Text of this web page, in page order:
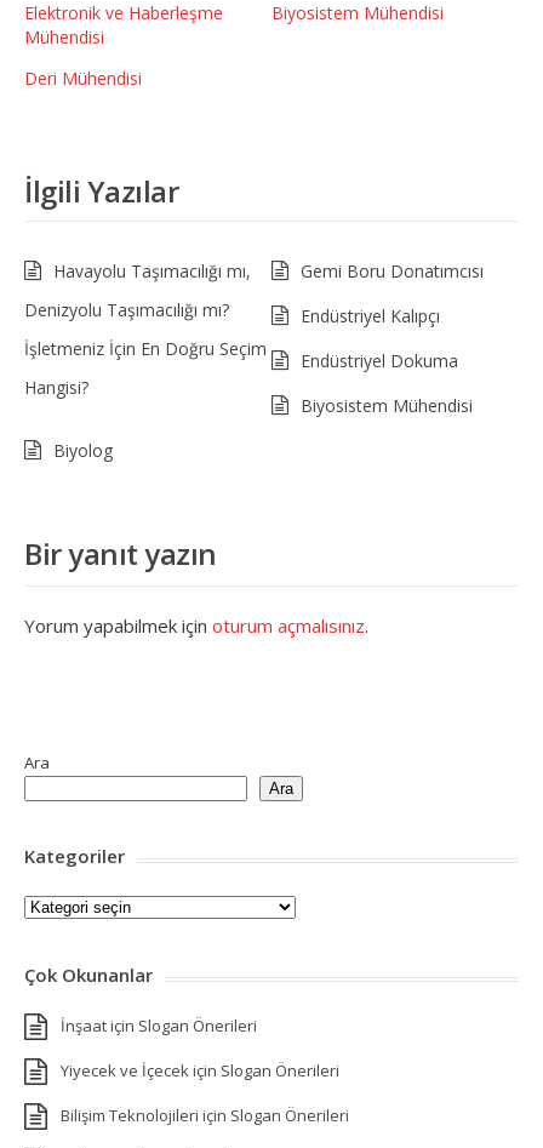
Elektronik ve Haberleşme
Mühendisi
Biyosistem Mühendisi
Deri Mühendisi
İlgili Yazılar
Havayolu Taşımacılığı mı,
Denizyolu Taşımacılığı mı?
İşletmeniz İçin En Doğru Seçim
Hangisi?
Gemi Boru Donatımcısı
Endüstriyel Kalıpçı
Endüstriyel Dokuma
Biyosistem Mühendisi
Biyolog
Bir yanıt yazın
Yorum yapabilmek için oturum açmalısınız.
Ara
Ara
Kategoriler
Kategoriler
Çok Okunanlar
İnşaat için Slogan Önerileri
Yiyecek ve İçecek için Slogan Önerileri
Bilişim Teknolojileri için Slogan Önerileri